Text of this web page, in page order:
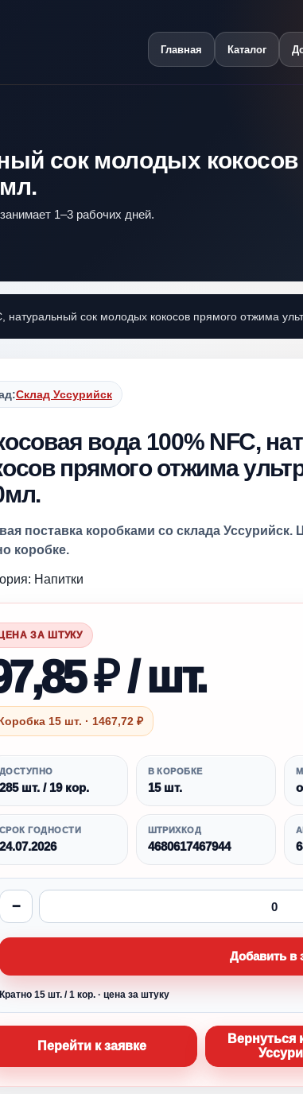
Главная Каталог
сок молодых
1–3 рабочих дней.
сок молодых кокосов прямого отжима
Склад Уссурийск
вода 100% NFC,
прямого отжима
поставка коробками со склада
коробке.
Напитки
ЦЕНА ЗА ШТУКУ
₽ / шт.
15 шт. · 1467,72 ₽
ДОСТУПНО
285 шт. / 19 кор.
В КОРОБКЕ
15 шт.
СРОК ГОДНОСТИ
24.07.2026
ШТРИХКОД
4680617467944
−
Добавить в
Кратно 15 шт. / 1 кор. · цена за штуку
Перейти к заявке
Вернуться